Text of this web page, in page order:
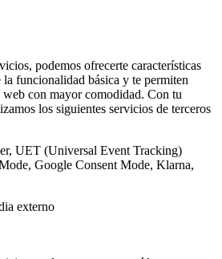
podemos ofrecerte características
la funcionalidad básica y te permiten
con mayor comodidad. Con tu
los siguientes servicios de terceros
UET (Universal Event Tracking)
Google Consent Mode, Klarna,
externo